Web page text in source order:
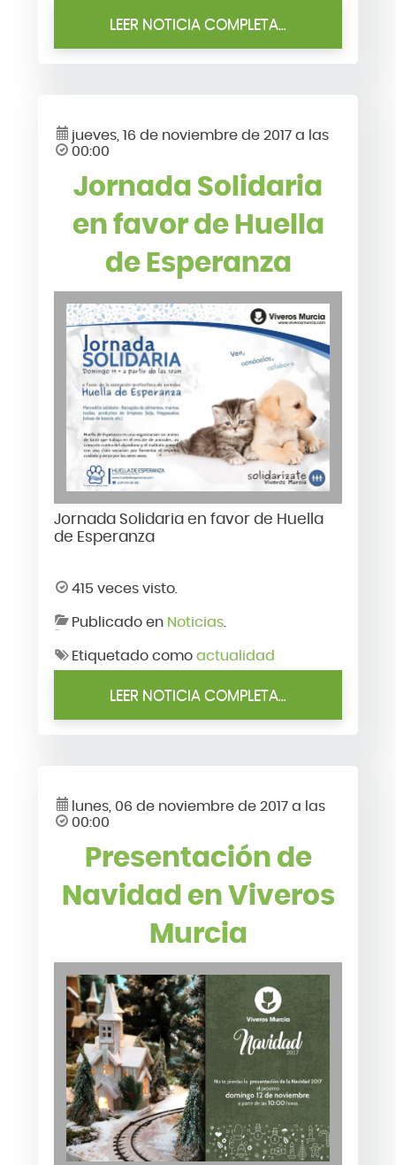
LEER NOTICIA COMPLETA...
jueves, 16 de noviembre de 2017 a las
00:00
Jornada Solidaria
en favor de Huella
de Esperanza
Jornada Solidaria en favor de Huella
de Esperanza
415 veces visto.
Publicado en Noticias.
Etiquetado como actualidad
LEER NOTICIA COMPLETA...
lunes, 06 de noviembre de 2017 a las
00:00
Presentación de
Navidad en Viveros
Murcia